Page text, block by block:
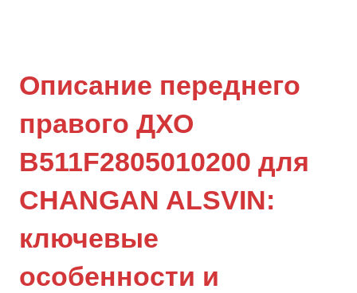
Описание переднего
правого ДХО
B511F2805010200 для
CHANGAN ALSVIN:
ключевые
особенности и